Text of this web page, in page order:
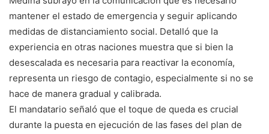
mantener el estado de emergencia y seguir aplicando
medidas de distanciamiento social. Detalló que la
experiencia en otras naciones muestra que si bien la
desescalada es necesaria para reactivar la economía,
representa un riesgo de contagio, especialmente si no se
hace de manera gradual y calibrada.
El mandatario señaló que el toque de queda es crucial
durante la puesta en ejecución de las fases del plan de